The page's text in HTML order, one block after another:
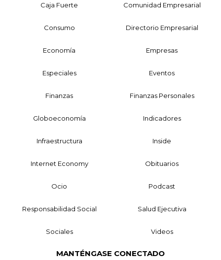
Caja Fuerte Comunidad Empresarial
Consumo Directorio Empresarial
Economía Empresas
Especiales Eventos
Finanzas Finanzas Personales
Globoeconomía Indicadores
Infraestructura Inside
Internet Economy Obituarios
Ocio Podcast
Responsabilidad Social Salud Ejecutiva
Sociales Videos
MANTÉNGASE CONECTADO